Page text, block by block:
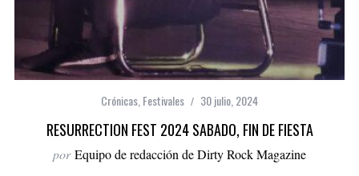
Crónicas Festivales 30 julio, 2024
RESURRECTION FEST 2024 SABADO, FIN DE FIESTA
por Equipo de redacción de Dirty Rock Magazine